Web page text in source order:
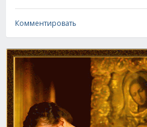
Комментировать